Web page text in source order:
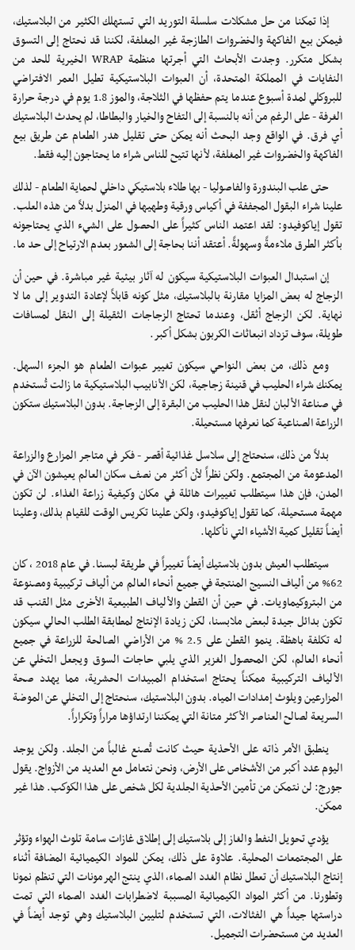
إذا تمكنا من حل مشكلات سلسلة التوريد التي تستهلك الكثير من البلاستيك،
فيمكن بيع الفاكهة والخضروات الطازجة غير المغلفة، لكننا قد نحتاج إلى التسوق
بشكل متكرر. وجدت الأبحاث التي أجرتها منظمة WRAP الخيرية للحد من
النفايات في المملكة المتحدة، أن العبوات البلاستيكية تطيل العمر الافتراضي
للبروكلي لمدة أسبوع عندما يتم حفظها في الثلاجة، والموز 1.8 يوم في درجة حرارة
الغرفة - على الرغم من أنه بالنسبة إلى التفاح والخيار والبطاطا، لم يحدث البلاستيك
أي فرق. في الواقع وجد البحث أنه يمكن حتى تقليل هدر الطعام عن طريق بيع
الفاكهة والخضروات غير المغلفة، لأنها تتيح للناس شراء ما يحتاجون إليه فقط.
حتى علب البندورة والفاصوليا - بها طلاء بلاستيكي داخلي لحماية الطعام - لذلك
علينا شراء البقول المجففة في أكياس ورقية وطهيها في المنزل بدلاً من هذه العلب.
تقول إياكوفيدو: لقد اعتمد الناس كثيراً على الحصول على الشيء الذي يحتاجونه
بأكثر الطرق ملاءمةً وسهولةً. أعتقد أننا بحاجة إلى الشعور بعدم الارتياح إلى حد ما.
إن استبدال العبوات البلاستيكية سيكون له آثار بيئية غير مباشرة. في حين أن
الزجاج له بعض المزايا مقارنة بالبلاستيك، مثل كونه قابلاً لإعادة التدوير إلى ما لا
نهاية. لكن الزجاج أثقل، وعندما تحتاج الزجاجات الثقيلة إلى النقل لمسافات
طويلة، سوف تزداد انبعاثات الكربون بشكل أكبر.
ومع ذلك، من بعض النواحي سيكون تغيير عبوات الطعام هو الجزء السهل.
يمكنك شراء الحليب في قنينة زجاجية، لكن الأنابيب البلاستيكية ما زالت تُستخدم
في صناعة الألبان لنقل هذا الحليب من البقرة إلى الزجاجة. بدون البلاستيك ستكون
الزراعة الصناعية كما نعرفها مستحيلة.
بدلاً من ذلك، سنحتاج إلى سلاسل غذائية أقصر - فكر في متاجر المزارع والزراعة
المدعومة من المجتمع. ولكن نظراً لأن أكثر من نصف سكان العالم يعيشون الآن في
المدن، فإن هذا سيتطلب تغييرات هائلة في مكان وكيفية زراعة الغذاء. لن تكون
مهمة مستحيلة، كما تقول إياكوفيدو، ولكن علينا تكريس الوقت للقيام بذلك، وعلينا
أيضاً تقليل كمية الأشياء التي نأكلها.
سيتطلب العيش بدون بلاستيك أيضاً تغييراً في طريقة لبسنا. في عام 2018 ، كان
62% من ألياف النسيج المنتجة في جميع أنحاء العالم من ألياف تركيبية ومصنوعة
من البتروكيماويات. في حين أن القطن والألياف الطبيعية الأخرى مثل القنب قد
تكون بدائل جيدة لبعض ملابسنا، لكن زيادة الإنتاج لمطابقة الطلب الحالي سيكون
له تكلفة باهظة. ينمو القطن على 2.5 % من الأراضي الصالحة للزراعة في جميع
أنحاء العالم، لكن المحصول الغزير الذي يلبي حاجات السوق ويجعل التخلي عن
الألياف التركيبية ممكناً يحتاج استخدام المبيدات الحشرية، مما يهدد صحة
المزارعين ويلوث إمدادات المياه. بدون البلاستيك، سنحتاج إلى التخلي عن الموضة
السريعة لصالح العناصر الأكثر متانة التي يمكننا ارتداؤها مراراً وتكراراً.
ينطبق الأمر ذاته على الأحذية حيث كانت تُصنع غالباً من الجلد. ولكن يوجد
اليوم عدد أكبر من الأشخاص على الأرض، ونحن نتعامل مع العديد من الأزواج. يقول
جورج: لن نتمكن من تأمين الأحذية الجلدية لكل شخص على هذا الكوكب. هذا غير
ممكن.
يؤدي تحويل النفط والغاز إلى بلاستيك إلى إطلاق غازات سامة تلوث الهواء وتؤثر
على المجتمعات المحلية. علاوة على ذلك، يمكن للمواد الكيميائية المضافة أثناء
إنتاج البلاستيك أن تعطل نظام الغدد الصماء، الذي ينتج الهرمونات التي تنظم نمونا
وتطورنا. من أكثر المواد الكيميائية المسببة لاضطرابات الغدد الصماء التي تمت
دراستها جيداً هي الفثالات، التي تستخدم لتليين البلاستيك وهي توجد أيضاً في
العديد من مستحضرات التجميل.